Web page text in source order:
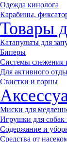
Одежда кинолога
Карабины,
Товары
Катапульты для
Биперы
Системы слежения
Для активного
Свистки и горны
Миски для
Игрушки для собак
Содержание и
Средства от